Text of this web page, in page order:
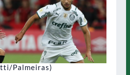
Palmeiras)